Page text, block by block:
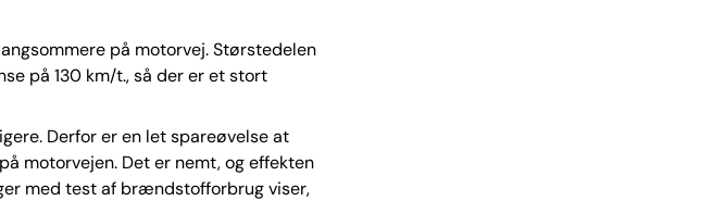
på motorvej. Størstedelen
på 130 km/t., så der er et stort
Derfor er en let spareøvelse at
motorvejen. Det er nemt, og effekten
med test af brændstofforbrug viser,